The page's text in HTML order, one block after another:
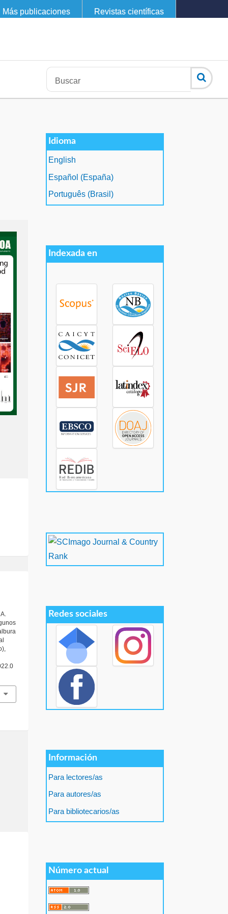
Más publicaciones Revistas científicas
Idioma
English
Español (España)
Português (Brasil)
Indexada en
Redes sociales
Información
Para lectores/as
Para autores/as
Para bibliotecarios/as
Número actual